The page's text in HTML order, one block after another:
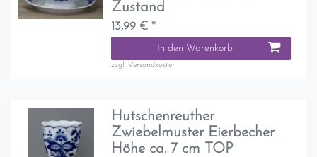
Zustand
13,99 € *
In den Warenkorb
zzgl. Versandkosten
Hutschenreuther
Zwiebelmuster Eierbecher
Höhe ca. 7 cm TOP